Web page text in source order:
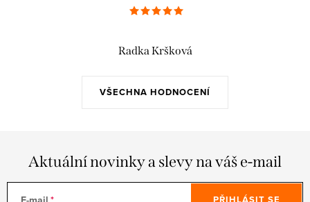
VŠECHNA HODNOCENÍ
Radka Kršková
Aktuální novinky a slevy na váš e-mail
PŘIHLÁSIT SE